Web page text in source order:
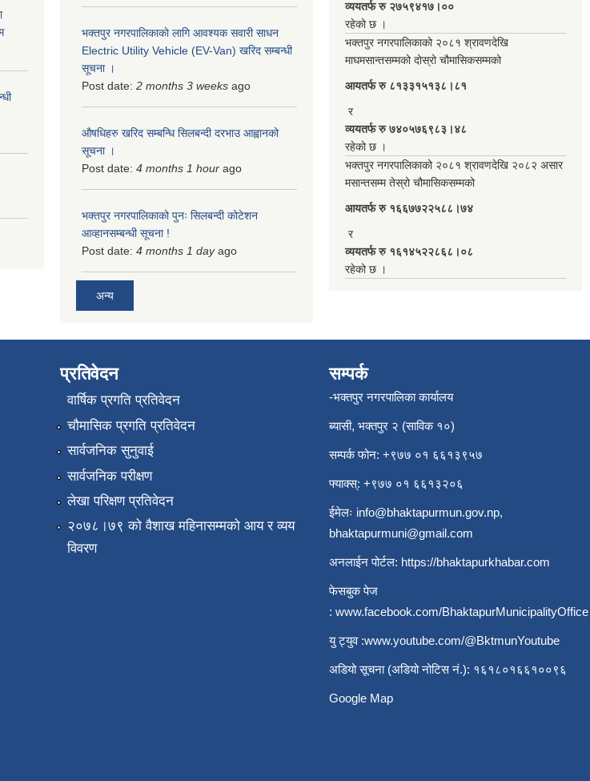
भक्तपुर नगरपालिकाकाे लागि आवश्यक सवारी साधन
Electric Utility Vehicle (EV-Van) खरिद सम्बन्धी
सूचना ।
Post date: 2 months 3 weeks ago
औषधिहरु खरिद सम्बन्धि सिलबन्दी दरभाउ आह्वानको
सूचना ।
Post date: 4 months 1 hour ago
भक्तपुर नगरपालिकाको पुनः सिलबन्दी कोटेशन
आव्हानसम्बन्धी सूचना !
Post date: 4 months 1 dayago
अन्य
व्ययतर्फ रु २७५९४१७।००
रहेको छ ।
भक्तपुर नगरपालिकाको २०८१ श्रावणदेखि
माघमसान्तसम्मको दोस्रो चौमासिकसम्मको
आयतर्फ रु‌ ८१३३१५१३८।८१
र
व्ययतर्फ रु ७४०५७६९८३।४८
रहेको छ ।
भक्तपुर नगरपालिकाको २०८१ श्रावणदेखि २०८२ असार
मसान्तसम्म तेस्रो चौमासिकसम्मको
आयतर्फ रु‌ १६६७७२२५८८।७४
र
व्ययतर्फ रु १६१४५२२८६८।०८
रहेको छ ।
प्रतिवेदन
वार्षिक प्रगति प्रतिवेदन
चौमासिक प्रगति प्रतिवेदन
सार्वजनिक सुनुवाई
सार्वजनिक परीक्षण
लेखा परिक्षण प्रतिवेदन
२०७८।७९ को वैशाख महिनासम्मको आय र व्यय
विवरण
सम्पर्क
-भक्तपुर नगरपालिका कार्यालय
ब्यासी, भक्तपुर २ (साविक १०)
सम्पर्क फोन: +९७७ ०१ ६६१३९५७
फ्याक्स्: +९७७ ०१ ६६१३२०६
ईमेलः info@bhaktapurmun.gov.np,
bhaktapurmuni@gmail.com
अनलाईन पोर्टल: https://bhaktapurkhabar.com
फेसबुक पेज
: www.facebook.com/BhaktapurMunicipalityOffice
यु ट्युव :www.youtube.com/@BktmunYoutube
अडियो सूचना (अडियो नोटिस नं.): १६१८०१६६१००९६
Google Map